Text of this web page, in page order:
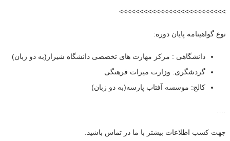
>>>>>>>>>>>>>>>>>>>>>>>>>>
نوع گواهینامه پایان دوره:
دانشگاهی : مرکز مهارت های تخصصی دانشگاه شیراز(به دو زبان)
گردشگری: وزارت میراث فرهنگی
کالج: موسسه آفتاب پارسه(به دو زبان)
….
جهت کسب اطلاعات بیشتر با ما در تماس باشید.